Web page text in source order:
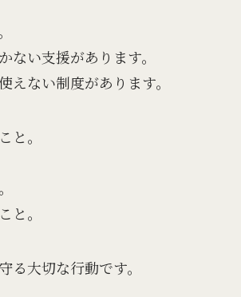
ない支援があります。
えない制度があります。
と。
と。
る大切な行動です。